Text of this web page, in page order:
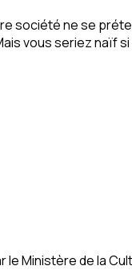
société ne se
vous seriez
le Ministère de la